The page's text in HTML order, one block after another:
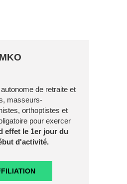
de retraite et
masseurs-
orthoptistes et
pour exercer
effet le 1er jour du
d'activité.